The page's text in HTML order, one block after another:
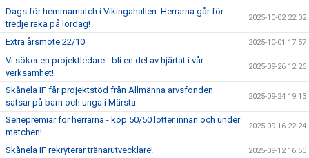
Dags för hemmamatch i Vikingahallen. Herrarna går för
tredje raka på lördag!
2025-10-02 22:02
Extra årsmöte 22/10 2025-10-01 17:57
Vi söker en projektledare - bli en del av hjärtat i vår
verksamhet!
2025-09-26 12:26
Skånela IF får projektstöd från Allmänna arvsfonden –
satsar på barn och unga i Märsta
2025-09-24 19:13
Seriepremiär för herrarna - köp 50/50 lotter innan och under
matchen!
2025-09-16 22:24
Skånela IF rekryterar tränarutvecklare! 2025-09-12 16:50